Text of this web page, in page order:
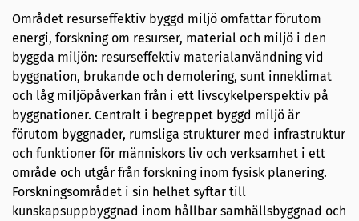
Området resurseffektiv byggd miljö omfattar förutom
energi, forskning om resurser, material och miljö i den
byggda miljön: resurseffektiv materialanvändning vid
byggnation, brukande och demolering, sunt inneklimat
och låg miljöpåverkan från i ett livscykelperspektiv på
byggnationer. Centralt i begreppet byggd miljö är
förutom byggnader, rumsliga strukturer med infrastruktur
och funktioner för människors liv och verksamhet i ett
område och utgår från forskning inom fysisk planering.
Forskningsområdet i sin helhet syftar till
kunskapsuppbyggnad inom hållbar samhällsbyggnad och